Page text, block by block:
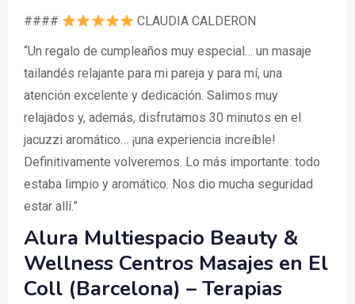
####
CLAUDIA CALDERON
“Un regalo de cumpleaños muy especial… un masaje
tailandés relajante para mi pareja y para mí, una
atención excelente y dedicación. Salimos muy
relajados y, además, disfrutamos 30 minutos en el
jacuzzi aromático… ¡una experiencia increíble!
Definitivamente volveremos. Lo más importante: todo
estaba limpio y aromático. Nos dio mucha seguridad
estar allí.”
Alura Multiespacio Beauty &
Wellness Centros Masajes en El
Coll (Barcelona) – Terapias